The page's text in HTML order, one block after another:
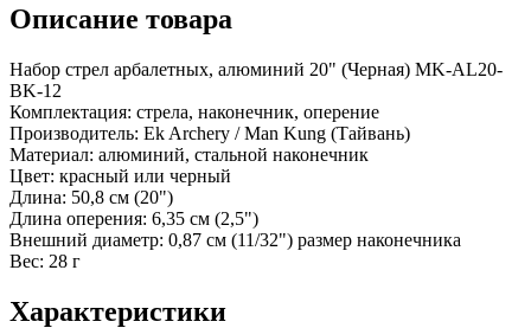
Описание товара
Набор стрел арбалетных, алюминий 20" (Черная) MK-AL20-
BK-12
Комплектация: стрела, наконечник, оперение
Производитель: Ek Archery / Man Kung (Тайвань)
Материал: алюминий, стальной наконечник
Цвет: красный или черный
Длина: 50,8 см (20")
Длина оперения: 6,35 см (2,5")
Внешний диаметр: 0,87 см (11/32") размер наконечника
Вес: 28 г
Характеристики